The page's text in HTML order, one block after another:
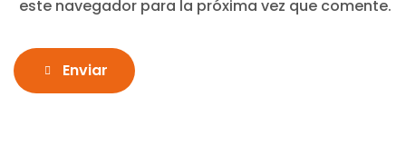
este navegador para la próxima vez que comente.
Enviar